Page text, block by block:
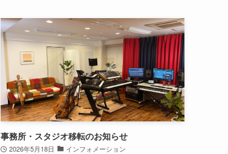
事務所・スタジオ移転のお知らせ
2026年5月18日 インフォメーション